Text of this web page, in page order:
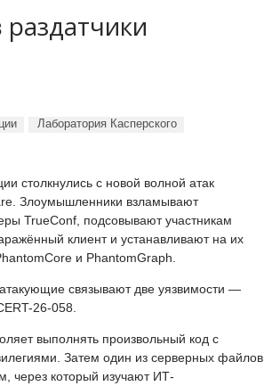
Лаборатория Касперского
столкнулись с новой волной атак
Злоумышленники взламывают
TrueConf, подсовывают участникам
клиент и устанавливают на их
и PhantomGraph.
связывают две уязвимости —
26-058.
выполнять произвольный код с
Затем один из серверных файлов
через который изучают ИТ-